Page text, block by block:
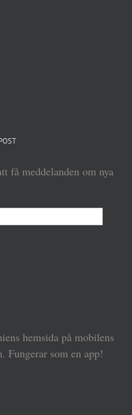
få meddelanden om nya
hemsida på mobilens
Fungerar som en app!